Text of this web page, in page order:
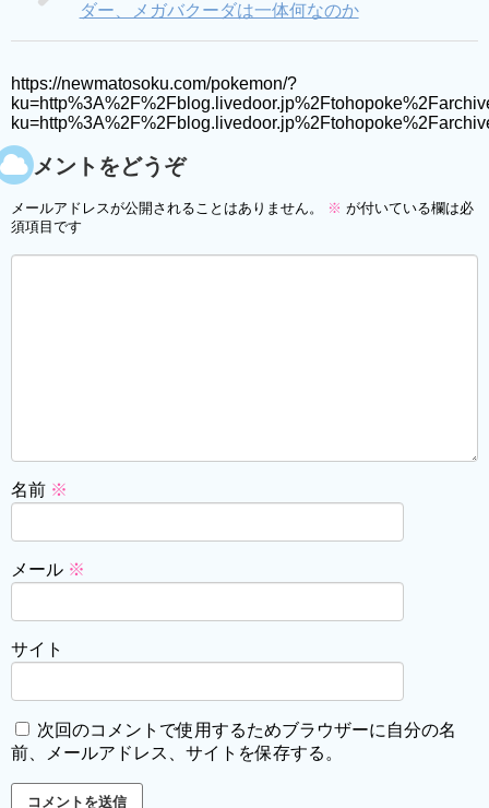
ダー、メガバクーダは一体何なのか
https://newmatosoku.com/pokemon/?
コメントをどうぞ
メールアドレスが公開されることはありません。 ※ が付いている欄は必
須項目です
名前 ※
メール ※
サイト
次回のコメントで使用するためブラウザーに自分の名
前、メールアドレス、サイトを保存する。